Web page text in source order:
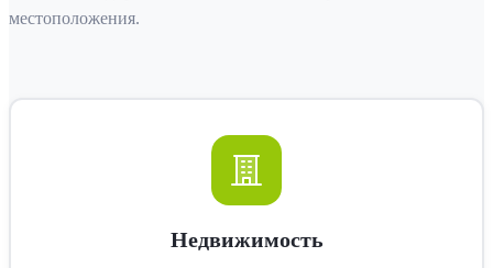
местоположения.
Недвижимость